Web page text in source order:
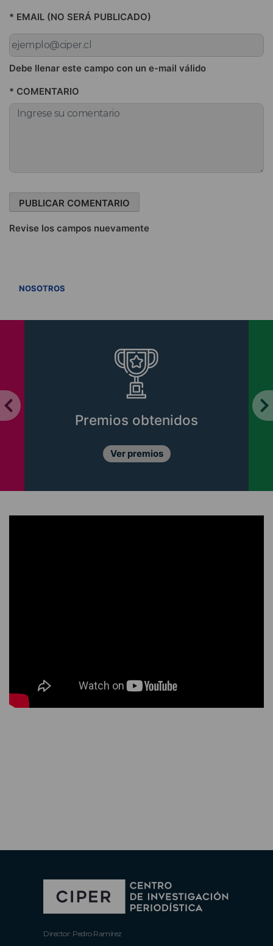
* EMAIL (NO SERÁ PUBLICADO)
Debe llenar este campo con un e-mail válido
* COMENTARIO
Revise los campos nuevamente
NOSOTROS
Premios obtenidos
Ver premios
Director: Pedro Ramírez